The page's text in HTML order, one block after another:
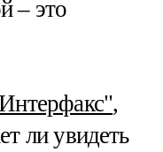
– это
,
ли увидеть